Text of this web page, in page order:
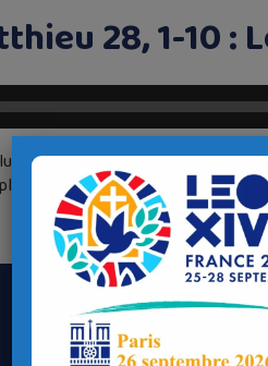
28, 1-10 :
voix a choisi de vous lire
éléments du texte nous
Nos paroisses